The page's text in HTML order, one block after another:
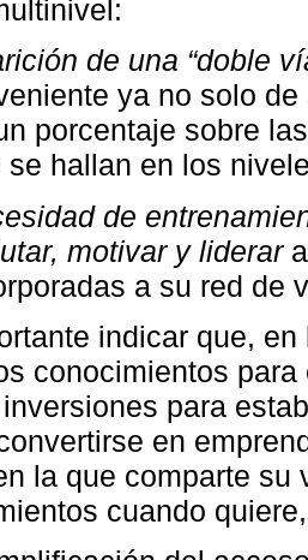
de una “doble
ya no solo
porcentaje sobre
se hallan en los
de
motivar y liderara
a su red de
indicar que,
conocimientos
para
en
la que comparte su
cuando